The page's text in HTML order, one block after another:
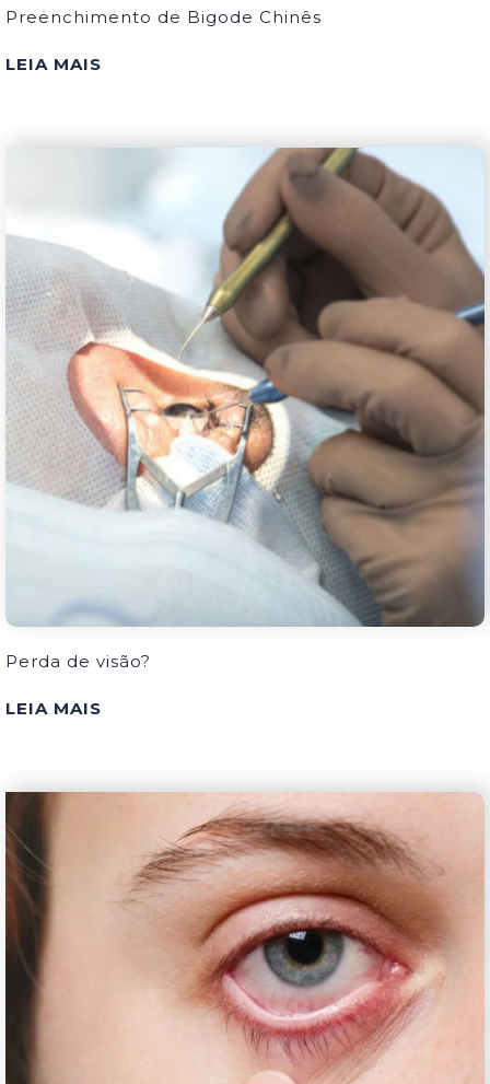
Preenchimento de Bigode Chinês
LEIA MAIS
Perda de visão?
LEIA MAIS